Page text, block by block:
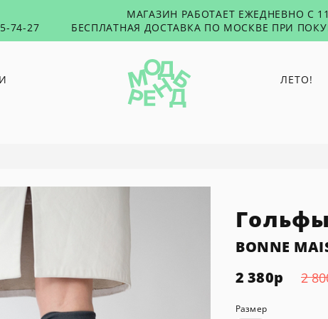
74-27
МАГАЗИН РАБОТАЕТ ЕЖЕДНЕВНО С
БЕСПЛАТНАЯ ДОСТАВКА ПО МОСКВЕ ПРИ
TABU
TOXICUTIES
45 SECONDS
ЛЕТО!
BONNE
2 380р 2
Размер